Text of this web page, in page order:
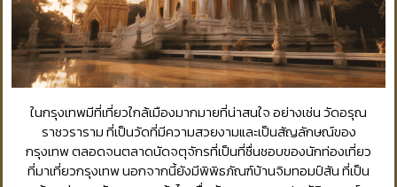
ในกรุงเทพมีที่เที่ยวใกล้เมืองมากมายที่น่าสนใจ อย่างเช่น วัดอรุณ
ราชวราราม ที่เป็นวัดที่มีความสวยงามและเป็นสัญลักษณ์ของ
กรุงเทพ ตลอดจนตลาดนัดจตุจักรที่เป็นที่ชื่นชอบของนักท่องเที่ยว
ที่มาเที่ยวกรุงเทพ นอกจากนี้ยังมีพิพิธภัณฑ์บ้านจิมทอมป์สัน ที่เป็น